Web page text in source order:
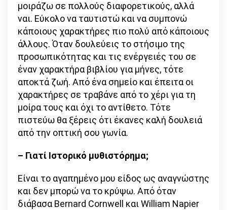
μοιράζω σε πολλούς διαφορετικούς, αλλά
ναι. Εύκολο να ταυτιστώ και να συμπονώ
κάποιους χαρακτήρες πιο πολύ από κάποιους
άλλους. Όταν δουλεύεις το στήσιμο της
προσωπικότητας και τις ενέργειές του σε
έναν χαρακτήρα βιβλίου για μήνες, τότε
αποκτά ζωή. Από ένα σημείο και έπειτα οι
χαρακτήρες σε τραβάνε από το χέρι για τη
μοίρα τους και όχι το αντίθετο. Τότε
πιστεύω θα ξέρεις ότι έκανες καλή δουλειά
από την οπτική σου γωνία.
– Γιατί Ιστορικό μυθιστόρημα;
Είναι το αγαπημένο μου είδος ως αναγνώστης
και δεν μπορώ να το κρύψω. Από όταν
διάβασα Bernard Cornwell και William Napier